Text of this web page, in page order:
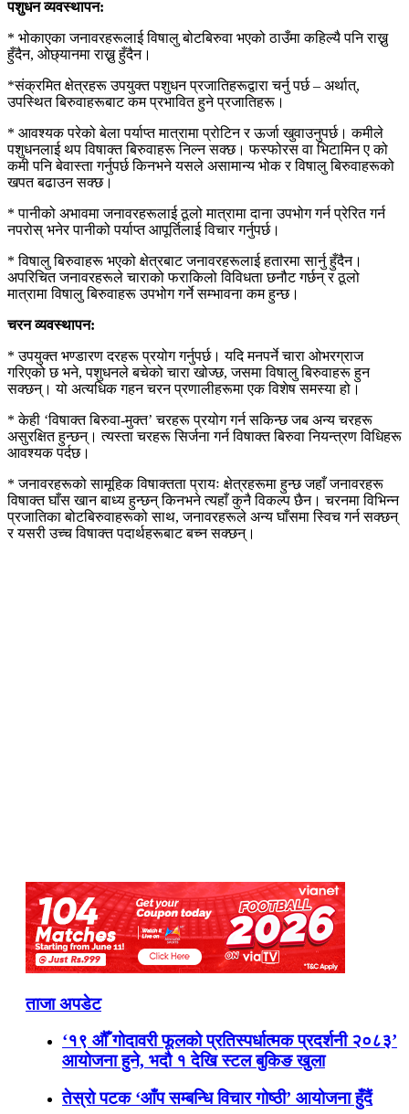
पशुधन व्यवस्थापन:
* भोकाएका जनावरहरूलाई विषालु बोटबिरुवा भएको ठाउँमा कहिल्यै पनि राख्नु
हुँदैन, ओछ्यानमा राख्नु हुँदैन।
*संक्रमित क्षेत्रहरू उपयुक्त पशुधन प्रजातिहरूद्वारा चर्नु पर्छ – अर्थात्,
उपस्थित बिरुवाहरूबाट कम प्रभावित हुने प्रजातिहरू।
* आवश्यक परेको बेला पर्याप्त मात्रामा प्रोटिन र ऊर्जा खुवाउनुपर्छ। कमीले
पशुधनलाई थप विषाक्त बिरुवाहरू निल्न सक्छ। फस्फोरस वा भिटामिन ए को
कमी पनि बेवास्ता गर्नुपर्छ किनभने यसले असामान्य भोक र विषालु बिरुवाहरूको
खपत बढाउन सक्छ।
* पानीको अभावमा जनावरहरूलाई ठूलो मात्रामा दाना उपभोग गर्न प्रेरित गर्न
नपरोस् भनेर पानीको पर्याप्त आपूर्तिलाई विचार गर्नुपर्छ।
* विषालु बिरुवाहरू भएको क्षेत्रबाट जनावरहरूलाई हतारमा सार्नु हुँदैन।
अपरिचित जनावरहरूले चाराको फराकिलो विविधता छनौट गर्छन् र ठूलो
मात्रामा विषालु बिरुवाहरू उपभोग गर्ने सम्भावना कम हुन्छ।
चरन व्यवस्थापन:
* उपयुक्त भण्डारण दरहरू प्रयोग गर्नुपर्छ। यदि मनपर्ने चारा ओभरग्राज
गरिएको छ भने, पशुधनले बचेको चारा खोज्छ, जसमा विषालु बिरुवाहरू हुन
सक्छन्। यो अत्यधिक गहन चरन प्रणालीहरूमा एक विशेष समस्या हो।
* केही ‘विषाक्त बिरुवा-मुक्त’ चरहरू प्रयोग गर्न सकिन्छ जब अन्य चरहरू
असुरक्षित हुन्छन्। त्यस्ता चरहरू सिर्जना गर्न विषाक्त बिरुवा नियन्त्रण विधिहरू
आवश्यक पर्दछ।
* जनावरहरूको सामूहिक विषाक्तता प्रायः क्षेत्रहरूमा हुन्छ जहाँ जनावरहरू
विषाक्त घाँस खान बाध्य हुन्छन् किनभने त्यहाँ कुनै विकल्प छैन। चरनमा विभिन्न
प्रजातिका बोटबिरुवाहरूको साथ, जनावरहरूले अन्य घाँसमा स्विच गर्न सक्छन्
र यसरी उच्च विषाक्त पदार्थहरूबाट बच्न सक्छन्।
ताजा अपडेट
‘१९ औँ गोदावरी फूलको प्रतिस्पर्धात्मक प्रदर्शनी २०८३’
आयोजना हुने, भदौ १ देखि स्टल बुकिङ खुला
तेस्रो पटक ‘आँप सम्बन्धि विचार गोष्ठी’ आयोजना हुँदैं